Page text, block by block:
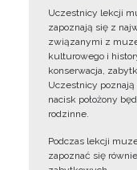
Uczestnicy lekcji
zapoznają się z
związanymi z
kulturowego i
konserwacja,
Uczestnicy
nacisk położony
rodzinne.
Podczas lekcji
zapoznać się